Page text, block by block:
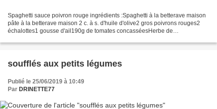
Spaghetti sauce poivron rouge ingrédients :Spaghetti à la betterave maison
pâte à la betterave maison 2 c. à s. d'huile d'olive2 gros poivrons rouges2
échalottes1 gousse d'ail190g de tomates concasséesHerbe de
soufflés aux petits légumes
Publié le 25/06/2019 à 10:49
Par DRINETTE77